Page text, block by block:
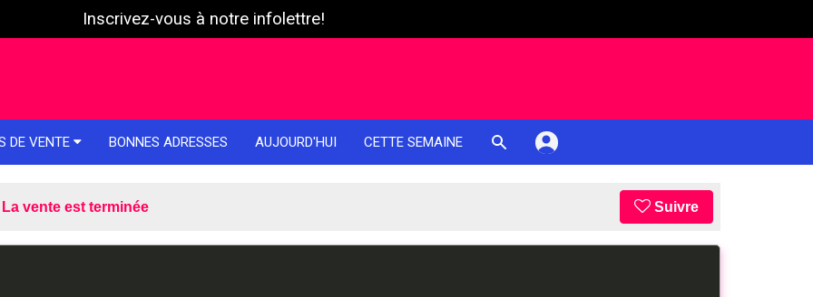
Inscrivez-vous à notre infolettre!
DE VENTE BONNES ADRESSES AUJOURD'HUI CETTE SEMAINE
La vente est terminée Suivre